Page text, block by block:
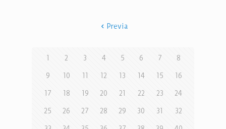
Previa
1 2 3 4 5 6 7 8
9 10 11 12 13 14 15 16
17 18 19 20 21 22 23 24
25 26 27 28 29 30 31 32